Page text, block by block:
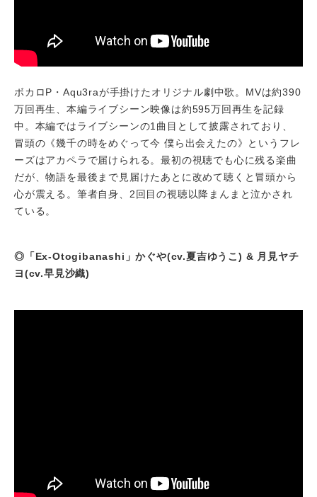
ボカロP・Aqu3raが手掛けたオリジナル劇中歌。MVは約390
万回再生、本編ライブシーン映像は約595万回再生を記録
中。本編ではライブシーンの1曲目として披露されており、
冒頭の《幾千の時をめぐって今 僕ら出会えたの》というフレ
ーズはアカペラで届けられる。最初の視聴でも心に残る楽曲
だが、物語を最後まで見届けたあとに改めて聴くと冒頭から
心が震える。筆者自身、2回目の視聴以降まんまと泣かされ
ている。
◎「Ex-Otogibanashi」かぐや(cv.夏吉ゆうこ) & 月見ヤチ
ヨ(cv.早見沙織)